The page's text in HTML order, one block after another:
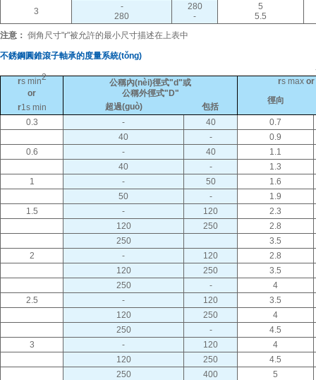
3
-
280
280
-
5
5.5
注意： 倒角尺寸"r"被允許的最小尺寸描述在上表中
不銹鋼圓錐滾子軸承的度量系統(tǒng)
rs min2
公稱內(nèi)徑式"d"或
公稱外徑式"D"
rs maxor
or
徑向
r1s min 超過(guò)
包括
0.3
- 40
0.7
40
-
0.9
0.6
- 40
1.1
40
-
1.3
1
- 50
1.6
50
-
1.9
1.5
- 120
2.3
120
250
2.8
250
3.5
2
- 120
2.8
120
250
3.5
250
-
4
2.5
- 120
3.5
120
250
4
250
-
4.5
3
- 120
4
120
250
4.5
250
400
5